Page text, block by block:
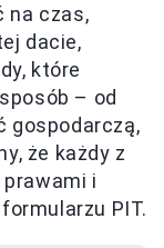
na czas,
dacie,
które
– od
gospodarczą,
że każdy z
i
PIT.